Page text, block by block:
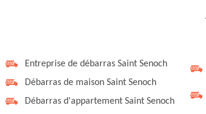
Entreprise de débarras Saint Senoch
Débarras de maison Saint Senoch
Débarras d'appartement Saint Senoch